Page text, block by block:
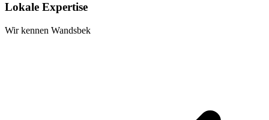
Lokale Expertise
Wir kennen Wandsbek